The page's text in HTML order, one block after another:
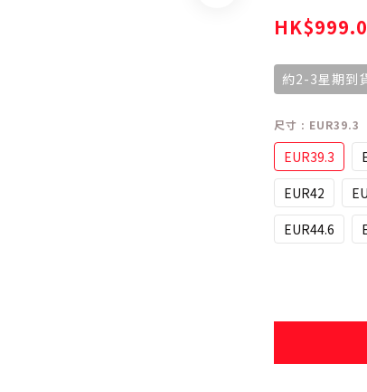
約2-3星期到
尺寸 : EUR39.3
EUR39.3
EUR42
EUR44.6